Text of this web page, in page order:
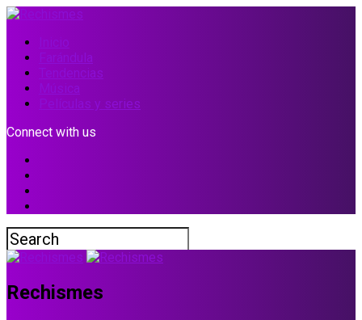
Inicio
Farándula
Tendencias
Música
Películas y series
Connect with us
Rechismes